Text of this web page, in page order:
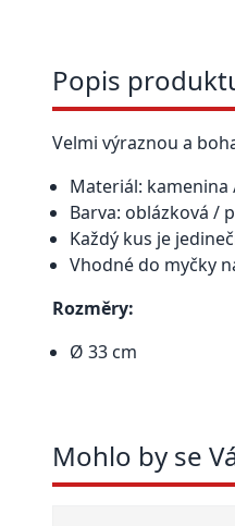
Popis
Velmi výraznou a
Materiál:
Barva: oblázková /
Každý kus je
Vhodné do myčky
Rozměry:
Ø 33 cm
Mohlo by se